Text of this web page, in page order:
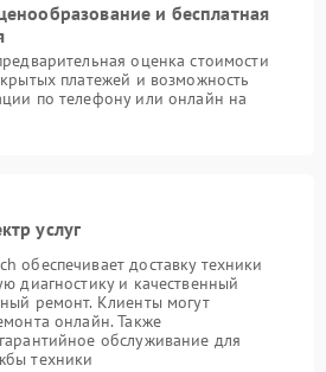
и бесплатная
оценка стоимости
платежей и возможность
по телефону или онлайн на
услуг
обеспечивает доставку техники
диагностику и качественный
ремонт. Клиенты могут
онлайн. Также
обслуживание для
техники